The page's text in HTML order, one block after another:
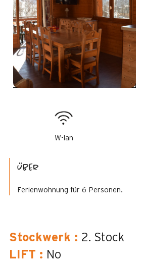
W-lan
Über
Ferienwohnung für 6 Personen.
Stockwerk : 2. Stock
LIFT : No